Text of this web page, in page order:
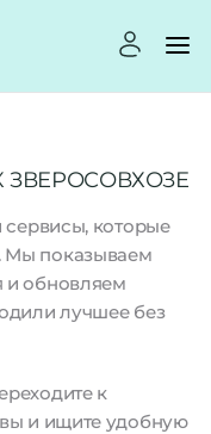
сервисы, которые
Мы показываем
и обновляем
лучшее без
к
и ищите удобную